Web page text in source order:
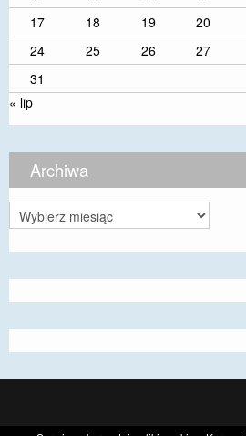
17
18 19 20
24
25 26 27
31
« lip
Archiwa
Archiwa